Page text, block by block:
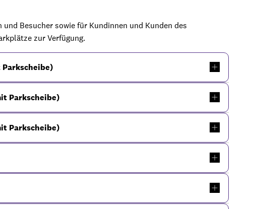
Besucher sowie für Kundinnen und Kunden des
zur Verfügung.
Parkscheibe)
Parkscheibe)